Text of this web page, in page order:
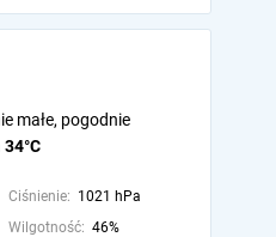
34°C
małe, pogodnie
Ciśnienie: 1021 hPa
Wilgotność: 46%